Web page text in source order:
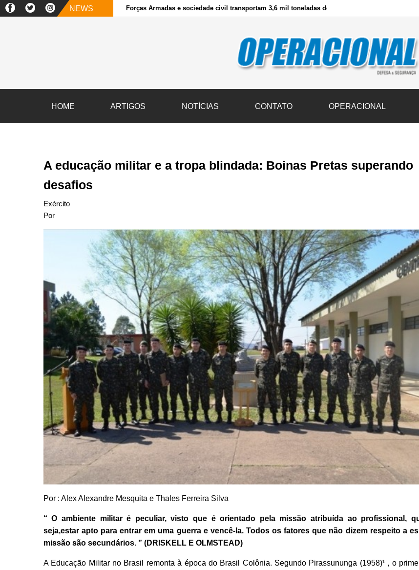
NEWS Forças Armadas e sociedade civil transportam 3,6 mil toneladas de donativos ao Rio Grande
HOME ARTIGOS NOTÍCIAS CONTATO OPERACIONAL
A educação militar e a tropa blindada: Boinas Pretas superando
desafios
Exército
Por
Por : Alex Alexandre Mesquita e Thales Ferreira Silva
“ O ambiente militar é peculiar, visto que é orientado pela missão atribuída ao profissional,
seja,estar apto para entrar em uma guerra e vencê-la. Todos os fatores que não dizem respeito a
missão são secundários. ” (DRISKELL E OLMSTEAD)
A Educação Militar no Brasil remonta à época do Brasil Colônia. Segundo Pirassununga (1958)¹ , o